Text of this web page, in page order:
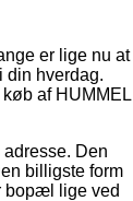
er lige nu at
din hverdag.
af HUMMEL
Den
billigste form
bopæl lige ved